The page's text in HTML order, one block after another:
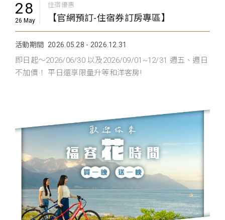
28
26 May
住宿優惠
【官網預訂-住宿券訂房專區】
活動期間 2026.05.28 - 2026.12.31
即日起～2026/06/30 以及2026/09/01~12/31 週五、週日
不加價！ 平日還享限量升等和洋客房!